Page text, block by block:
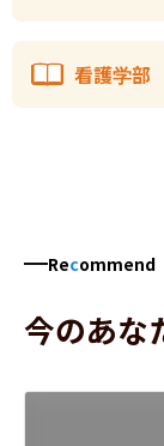
看護学部
Recommend
今のあな